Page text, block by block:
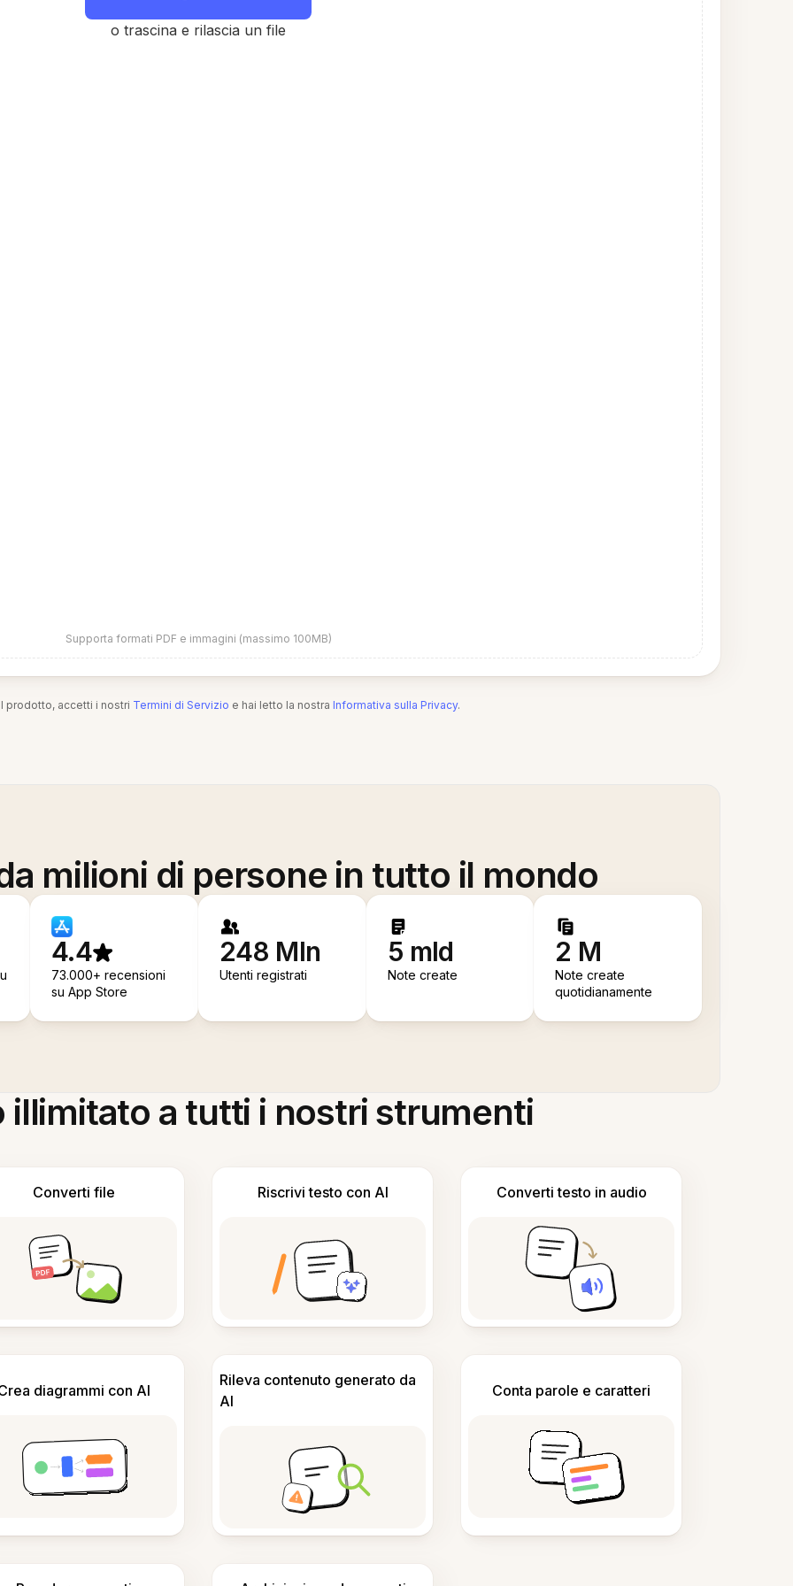
o trascina e rilascia un file
Supporta formati PDF e immagini (massimo 100MB)
prodotto, accetti i nostri Termini di Servizio e hai letto la nostra Informativa sulla Privacy.
milioni di persone in tutto il mondo
4.4
73.000+ recensioni
su App Store
248 Mln
Utenti registrati
5 mld
Note create
2 M
Note create
quotidianamente
illimitato a tutti i nostri strumenti
Converti file Riscrivi testo con AI Converti testo in audio
diagrammi con AI
Rileva contenuto generato da
AI
Conta parole e caratteri